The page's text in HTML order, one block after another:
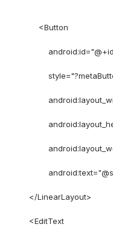
<Button
android:id="@+id/
</LinearLayout>
<EditText